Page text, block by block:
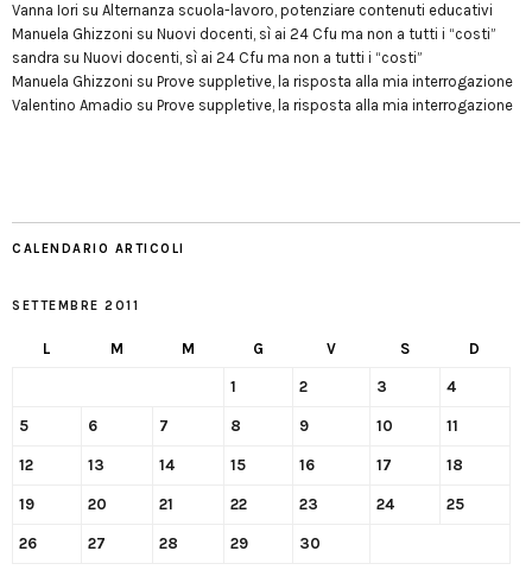
Vanna Iori su Alternanza scuola-lavoro, potenziare contenuti educativi
Manuela Ghizzoni su Nuovi docenti, sì ai 24 Cfu ma non a tutti i “costi”
sandra su Nuovi docenti, sì ai 24 Cfu ma non a tutti i “costi”
Manuela Ghizzoni su Prove suppletive, la risposta alla mia interrogazione
Valentino Amadio su Prove suppletive, la risposta alla mia interrogazione
CALENDARIO ARTICOLI
SETTEMBRE 2011
L M M G V S D
1 2 3 4
5 6 7 8 9 10 11
12 13 14 15 16 17 18
19 20 21 22 23 24 25
26 27 28 29 30